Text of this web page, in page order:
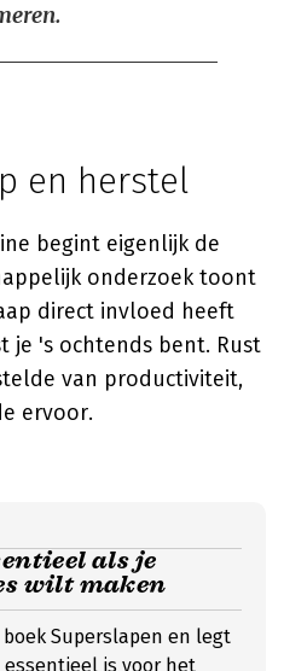
en herstel
begint eigenlijk de
onderzoek toont
direct invloed heeft
je 's ochtends bent. Rust
van productiviteit,
ervoor.
als je
wilt maken
Superslapen en legt
is voor het